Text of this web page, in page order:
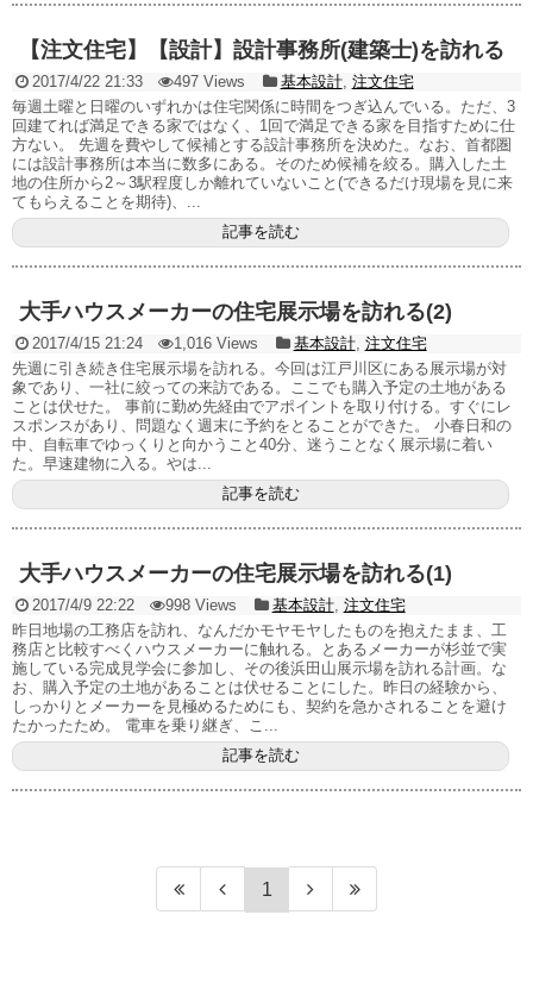
【注文住宅】【設計】設計事務所(建築士)を訪れる
2017/4/22 21:33 497 Views 基本設計, 注文住宅
毎週土曜と日曜のいずれかは住宅関係に時間をつぎ込んでいる。ただ、3
回建てれば満足できる家ではなく、1回で満足できる家を目指すために仕
方ない。 先週を費やして候補とする設計事務所を決めた。なお、首都圏
には設計事務所は本当に数多にある。そのため候補を絞る。購入した土
地の住所から2～3駅程度しか離れていないこと(できるだけ現場を見に来
てもらえることを期待)、...
記事を読む
大手ハウスメーカーの住宅展示場を訪れる(2)
2017/4/15 21:24 1,016 Views 基本設計, 注文住宅
先週に引き続き住宅展示場を訪れる。今回は江戸川区にある展示場が対
象であり、一社に絞っての来訪である。ここでも購入予定の土地がある
ことは伏せた。 事前に勤め先経由でアポイントを取り付ける。すぐにレ
スポンスがあり、問題なく週末に予約をとることができた。 小春日和の
中、自転車でゆっくりと向かうこと40分、迷うことなく展示場に着い
た。早速建物に入る。やは...
記事を読む
大手ハウスメーカーの住宅展示場を訪れる(1)
2017/4/9 22:22 998 Views 基本設計, 注文住宅
昨日地場の工務店を訪れ、なんだかモヤモヤしたものを抱えたまま、工
務店と比較すべくハウスメーカーに触れる。とあるメーカーが杉並で実
施している完成見学会に参加し、その後浜田山展示場を訪れる計画。な
お、購入予定の土地があることは伏せることにした。昨日の経験から、
しっかりとメーカーを見極めるためにも、契約を急かされることを避け
たかったため。 電車を乗り継ぎ、こ...
記事を読む
1